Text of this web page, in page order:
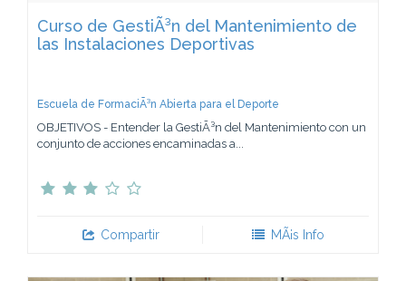
Curso de GestiÃ³n del Mantenimiento de
las Instalaciones Deportivas
Escuela de FormaciÃ³n Abierta para el Deporte
OBJETIVOS - Entender la GestiÃ³n del Mantenimiento con un
conjunto de acciones encaminadas a...
Compartir MÃ¡s Info